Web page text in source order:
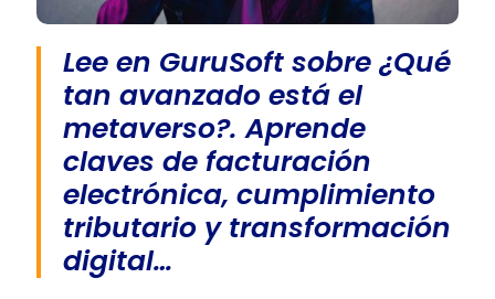
Lee en GuruSoft sobre ¿Qué
tan avanzado está el
metaverso?. Aprende
claves de facturación
electrónica, cumplimiento
tributario y transformación
digital…